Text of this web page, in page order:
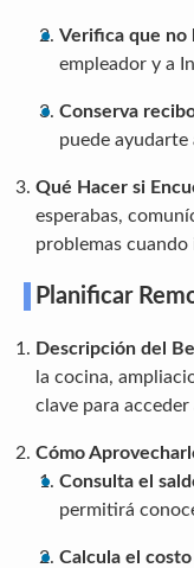
Verifica que no
empleador y a
Conserva
puede ayudarte
Qué Hacer si
esperabas,
problemas
Planificar
Descripción del
la cocina,
clave para
Cómo
Consulta el
permitirá
Calcula el